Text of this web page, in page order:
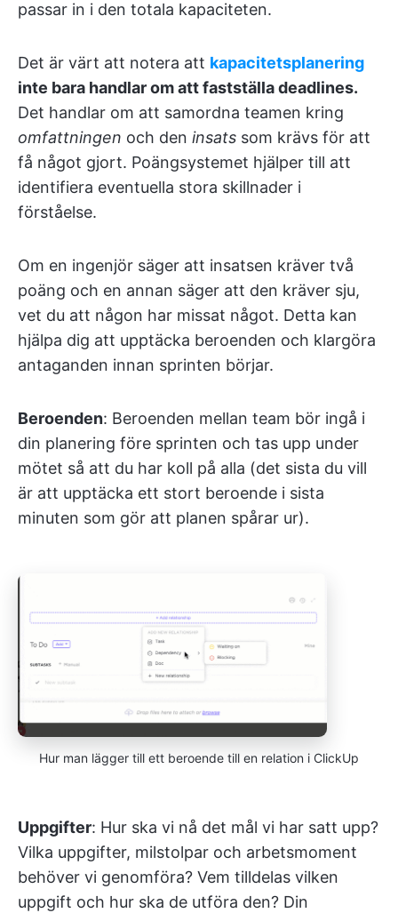
passar in i den totala kapaciteten.
Det är värt att notera att kapacitetsplanering
inte bara handlar om att fastställa deadlines.
Det handlar om att samordna teamen kring
omfattningen och den insats som krävs för att
få något gjort. Poängsystemet hjälper till att
identifiera eventuella stora skillnader i
förståelse.
Om en ingenjör säger att insatsen kräver två
poäng och en annan säger att den kräver sju,
vet du att någon har missat något. Detta kan
hjälpa dig att upptäcka beroenden och klargöra
antaganden innan sprinten börjar.
Beroenden: Beroenden mellan team bör ingå i
din planering före sprinten och tas upp under
mötet så att du har koll på alla (det sista du vill
är att upptäcka ett stort beroende i sista
minuten som gör att planen spårar ur).
Hur man lägger till ett beroende till en relation i ClickUp
Uppgifter: Hur ska vi nå det mål vi har satt upp?
Vilka uppgifter, milstolpar och arbetsmoment
behöver vi genomföra? Vem tilldelas vilken
uppgift och hur ska de utföra den? Din